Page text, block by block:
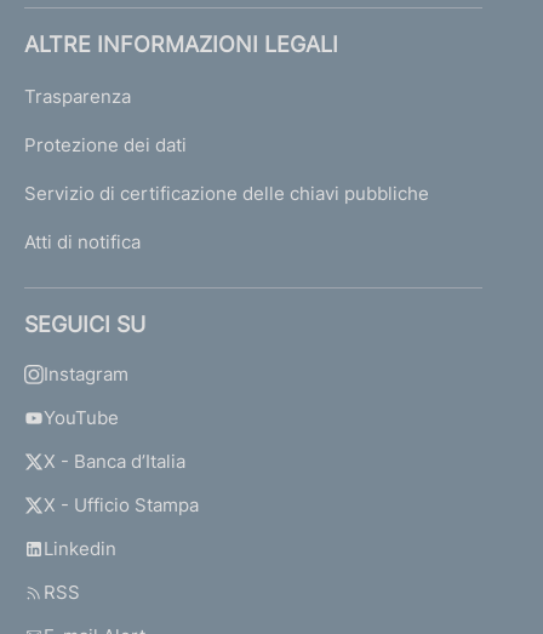
ALTRE INFORMAZIONI LEGALI
Trasparenza
Protezione dei dati
Servizio di certificazione delle chiavi pubbliche
Atti di notifica
SEGUICI SU
Instagram
YouTube
X - Banca d’Italia
X - Ufficio Stampa
Linkedin
RSS